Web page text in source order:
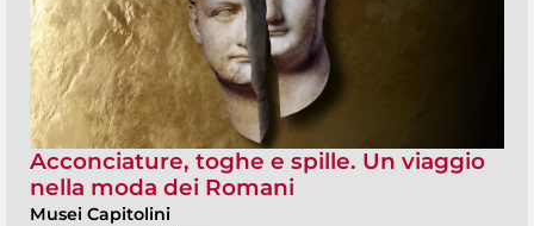
Acconciature, toghe e spille. Un viaggio
nella moda dei Romani
Musei Capitolini